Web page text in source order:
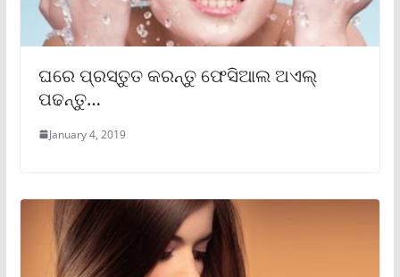
ଘରେ ପ୍ରସ୍ତୁତ କରନ୍ତୁ ଫେସିଆଲ ଅଏଲ୍
ପଢନ୍ତୁ…
January 4, 2019